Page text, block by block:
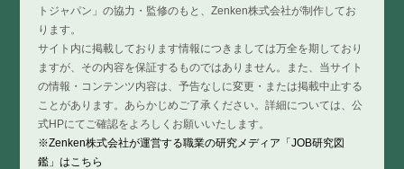
トジャパン」の協力・監修のもと、Zenken株式会社が制作してお
ります。
サイト内に掲載しております情報につきましては万全を期しており
ますが、その内容を保証するものではありません。また、当サイト
の情報・コンテンツ内容は、予告なしに変更・または掲載中止する
ことがあります。あらかじめご了承ください。詳細については、公
式HPにてご確認をよろしくお願いいたします。
※Zenken株式会社が運営する職業の研究メディア「JOB研究図
鑑」はこちら